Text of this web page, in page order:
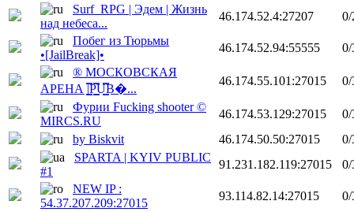
Surf_RPG | Эдем | Жизнь
над небеса...
46.174.52.4:27207
0/
Побег из Тюрьмы
•[JailBreak]•
46.174.52.94:55555
0/
® МОСКОВСКАЯ
АРЕНА |͇̿P͇̿U͇̿B�...
46.174.55.101:27015
0/
Фурии Fucking shooter ©
MIRCS.RU
46.174.53.129:27015
0/
by Biskvit
46.174.50.50:27015
0/
SPARTA | KYIV PUBLIC
#1
91.231.182.119:27015
0/
NEW IP :
54.37.207.209:27015
93.114.82.14:27015
0/